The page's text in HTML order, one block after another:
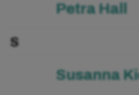
Petra Hall
S
Susanna